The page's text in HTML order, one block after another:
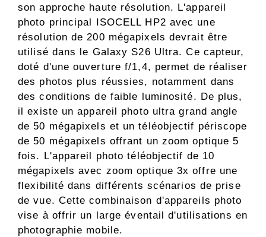
son approche haute résolution. L'appareil
photo principal ISOCELL HP2 avec une
résolution de 200 mégapixels devrait être
utilisé dans le Galaxy S26 Ultra. Ce capteur,
doté d'une ouverture f/1,4, permet de réaliser
des photos plus réussies, notamment dans
des conditions de faible luminosité. De plus,
il existe un appareil photo ultra grand angle
de 50 mégapixels et un téléobjectif périscope
de 50 mégapixels offrant un zoom optique 5
fois. L'appareil photo téléobjectif de 10
mégapixels avec zoom optique 3x offre une
flexibilité dans différents scénarios de prise
de vue. Cette combinaison d'appareils photo
vise à offrir un large éventail d'utilisations en
photographie mobile.